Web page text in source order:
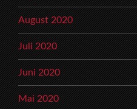
August 2020
Juli 2020
Juni 2020
Mai 2020